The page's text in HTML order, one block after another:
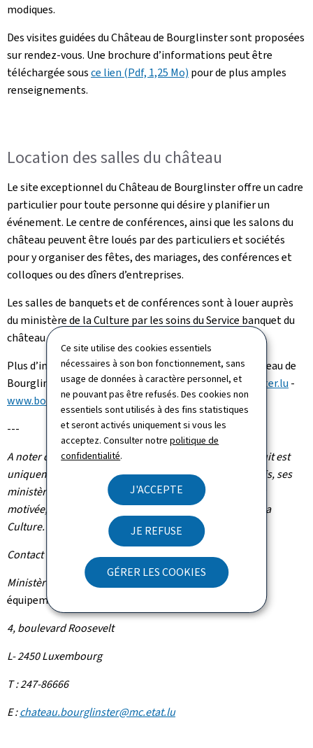
Ce site utilise des cookies essentiels
nécessaires à son bon fonctionnement, sans
usage de données à caractère personnel, et
ne pouvant pas être refusés. Des cookies non
essentiels sont utilisés à des fins statistiques
et seront activés uniquement si vous les
acceptez. Consulter notrepolitique de
confidentialité.
J'ACCEPTE
JE REFUSE
GÉRER LES COOKIES
modiques.
Des visites guidées du Château de Bourglinster sont proposées
sur rendez-vous. Une brochure d’informations peut être
téléchargée sousce lien (Pdf, 1,25 Mo) pour de plus amples
renseignements.
Location des salles du château
Le site exceptionnel du Château de Bourglinster offre un cadre
particulier pour toute personne qui désire y planifier un
événement. Le centre de conférences, ainsi que les salons du
château peuvent être loués par des particuliers et sociétés
pour y organiser des fêtes, des mariages, des conférences et
colloques ou des dîners d’entreprises.
Les salles de banquets et de conférences sont à louer auprès
du ministère de la Culture par les soins du Service banquet du
château au nom du client.
Plus d’informations auprès du Service banquet du Château de
Bourglinster(T :+352 787878-1/banquets@bourglinster.lu -
www.bourglinster.lu/www.chateaubourglinster.lu
---
A noter que la mise à disposition des locaux à titre gratuit est
uniquement réservée au gouvernement luxembourgeois, ses
ministères et administrations. Toute demande, dûment
motivée, est à adresser par voie postale au ministre de la
Culture.
Contact
Ministère de la Culture -
Service des infrastructures et
équipements culturels
4, boulevard Roosevelt
L- 2450 Luxembourg
T : 247-86666
E :chateau.bourglinster@mc.etat.lu